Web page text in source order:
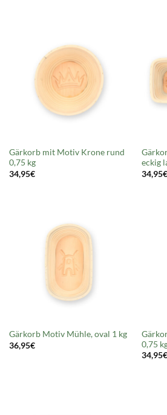
Gärkorb mit Motiv Krone rund
0,75 kg
34,95€
eckig
34,95€
Gärkorb Motiv Mühle, oval 1 kg
36,95€
0,75
34,95€